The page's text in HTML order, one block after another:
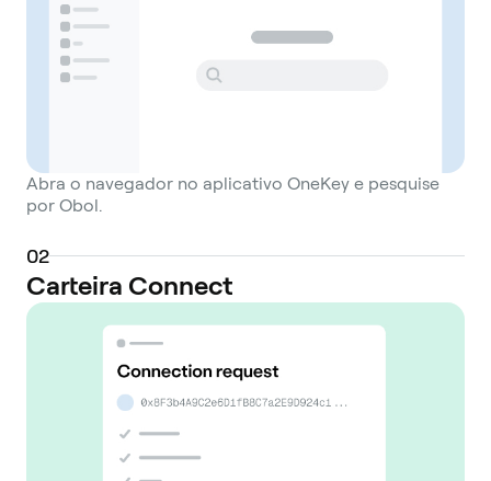
Abra o navegador no aplicativo OneKey e pesquise
por Obol.
02
Carteira Connect